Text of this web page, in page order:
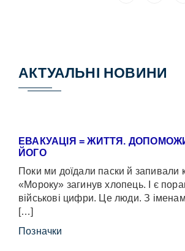
АКТУАЛЬНІ НОВИНИ
ЕВАКУАЦІЯ = ЖИТТЯ.
ЙОГО
Поки ми доїдали паски й
«Мороку» загинув хлопець. І є
військові цифри. Це люди. З
[…]
Позначки